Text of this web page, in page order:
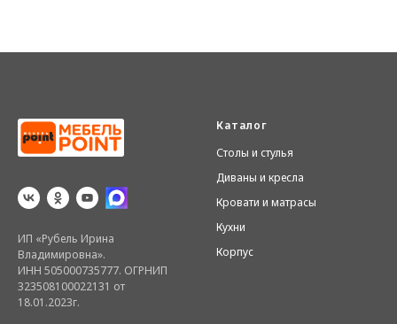
ИП «Рубель Ирина
Владимировна».
ИНН 505000735777. ОГРНИП
323508100022131 от
18.01.2023г.
Каталог
Столы и стулья
Диваны и кресла
Кровати и матрасы
Кухни
Корпус